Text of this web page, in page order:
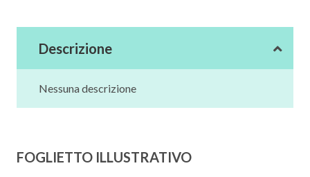
Descrizione
Nessuna descrizione
FOGLIETTO ILLUSTRATIVO